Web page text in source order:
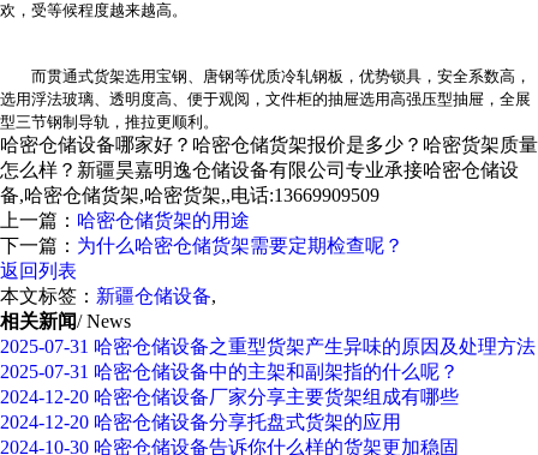
欢，受等候程度越来越高。
而贯通式货架选用宝钢、唐钢等优质冷轧钢板，优势锁具，安全系数高，
选用浮法玻璃、透明度高、便于观阅，文件柜的抽屉选用高强压型抽屉，全展
型三节钢制导轨，推拉更顺利。
哈密仓储设备哪家好？哈密仓储货架报价是多少？哈密货架质量
怎么样？新疆昊嘉明逸仓储设备有限公司专业承接哈密仓储设
备,哈密仓储货架,哈密货架,,电话:13669909509
上一篇： 哈密仓储货架的用途
下一篇： 为什么哈密仓储货架需要定期检查呢？
返回列表
本文标签： 新疆仓储设备,
相关新闻/ News
2025-07-31 哈密仓储设备之重型货架产生异味的原因及处理方法
2025-07-31 哈密仓储设备中的主架和副架指的什么呢？
2024-12-20 哈密仓储设备厂家分享主要货架组成有哪些
2024-12-20 哈密仓储设备分享托盘式货架的应用
2024-10-30 哈密仓储设备告诉你什么样的货架更加稳固